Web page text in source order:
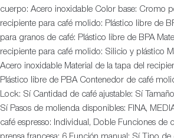
cuerpo: Acero inoxidable Color base: Cromo
recipiente para café molido: Plástico libre de
para granos de café: Plástico libre de BPA
recipiente para café molido: Silicio y plástico
Acero inoxidable Material de la tapa del
Plástico libre de PBA Contenedor de café
Lock: Sí Cantidad de café ajustable: Sí
Sí Pasos de molienda disponibles: FINA,
café espresso: Individual, Doble Funciones de